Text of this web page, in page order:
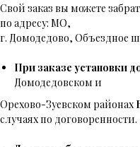
Свой заказ вы можете
по адресу: МО,
г. Домодедово, Объездное
При заказе установки
Домодедовском и
Орехово-Зуевском районах
случаях по договоренности.